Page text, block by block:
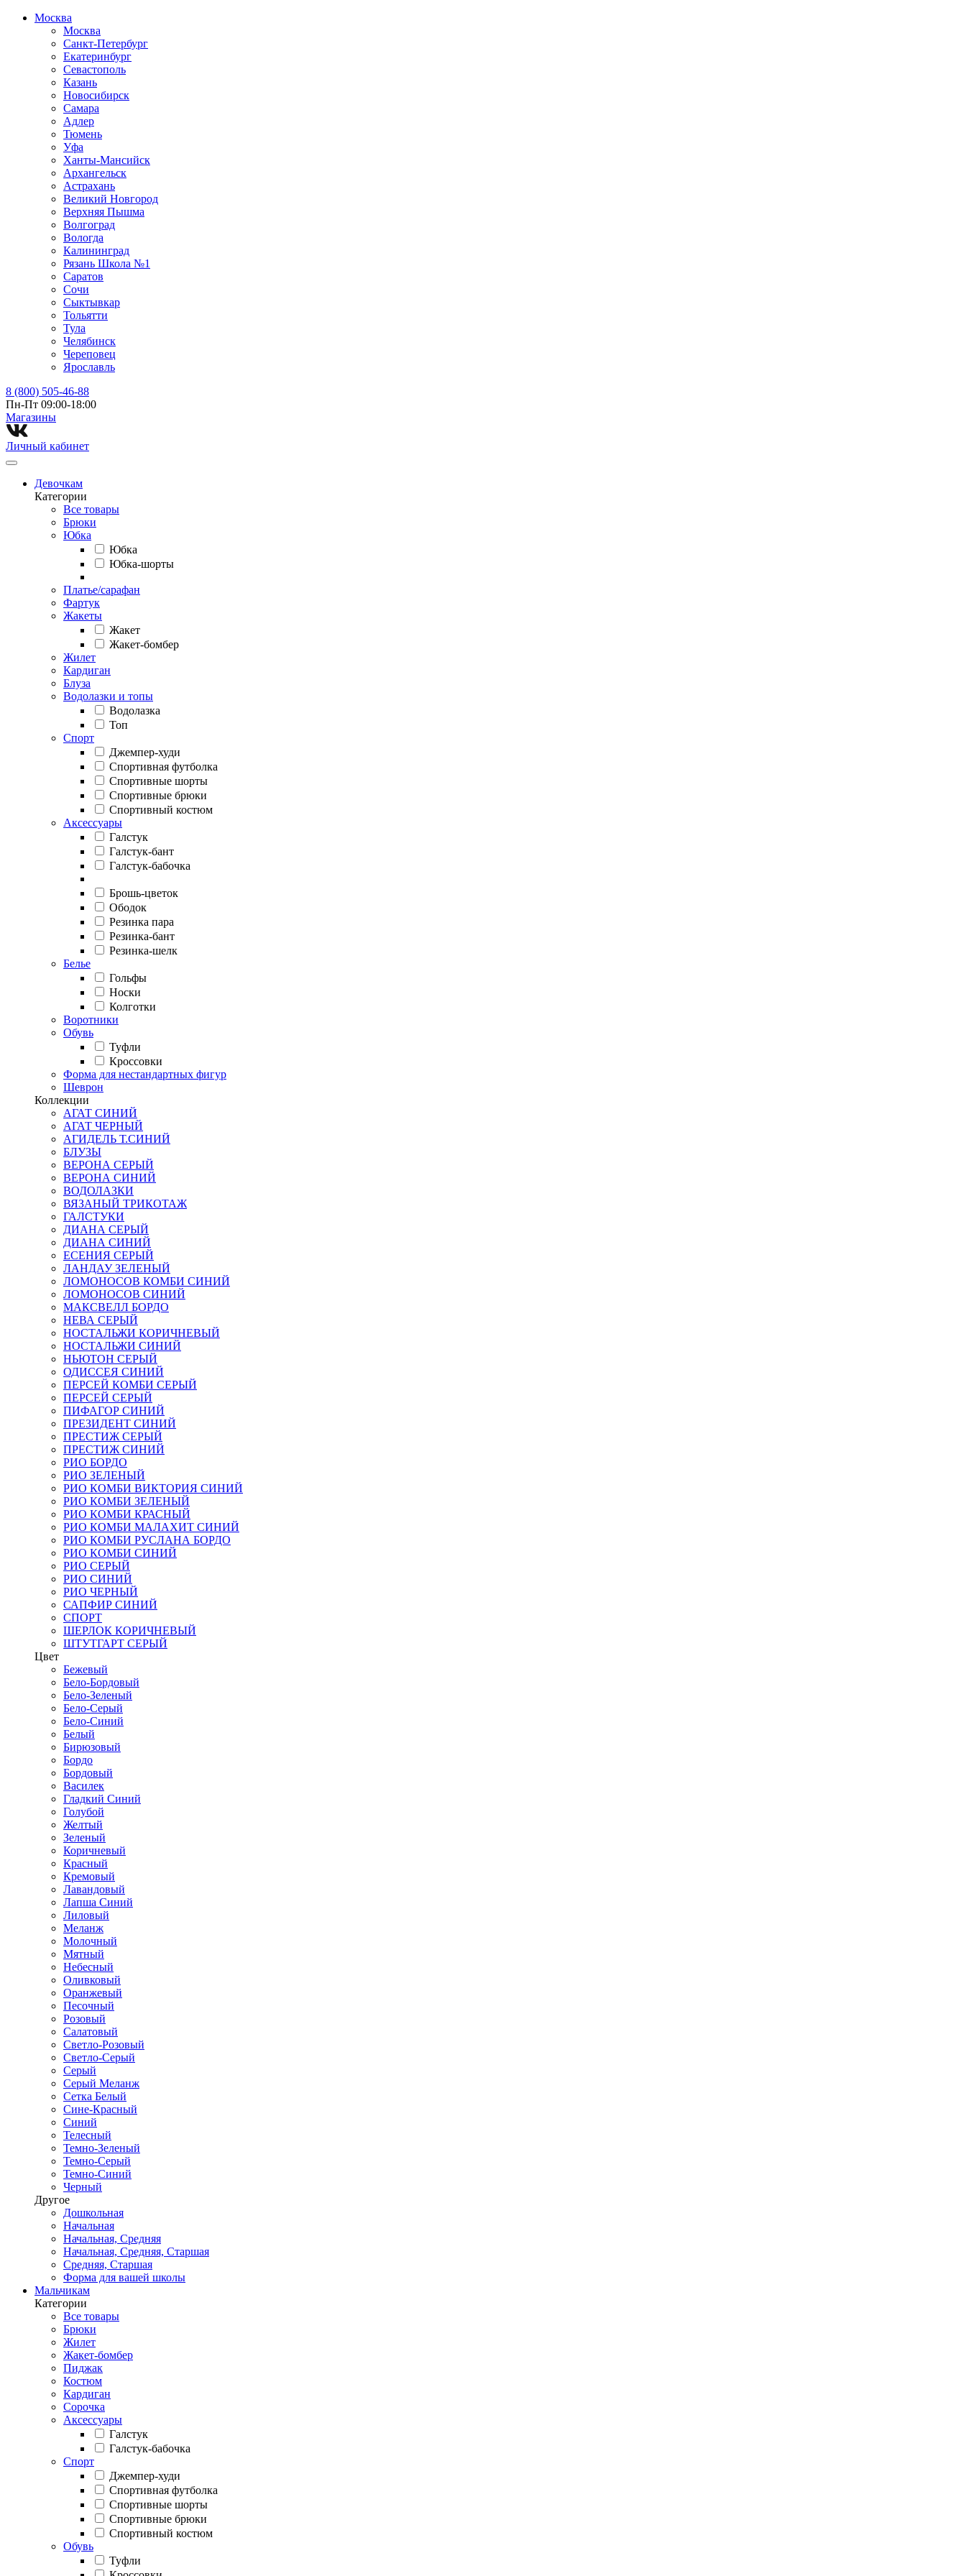
Москва
Москва
Санкт-Петербург
Екатеринбург
Севастополь
Казань
Новосибирск
Самара
Адлер
Тюмень
Уфа
Ханты-Мансийск
Архангельск
Астрахань
Великий Новгород
Верхняя Пышма
Волгоград
Вологда
Калининград
Рязань Школа №1
Саратов
Сочи
Сыктывкар
Тольятти
Тула
Челябинск
Череповец
Ярославль
8 (800) 505-46-88
Пн-Пт 09:00-18:00
Магазины⁠
Личный кабинет
Девочкам
Категории
Все товары
Брюки
Юбка
Юбка
Юбка-шорты
Платье/сарафан
Фартук
Жакеты
Жакет
Жакет-бомбер
Жилет
Кардиган
Блуза
Водолазки и топы
Водолазка
Топ
Спорт
Джемпер-худи
Спортивная футболка
Спортивные шорты
Спортивные брюки
Спортивный костюм
Аксессуары
Галстук
Галстук-бант
Галстук-бабочка
Брошь-цветок
Ободок
Резинка пара
Резинка-бант
Резинка-шелк
Белье
Гольфы
Носки
Колготки
Воротники
Обувь
Туфли
Кроссовки
Форма для нестандартных фигур
Шеврон
Коллекции
АГАТ СИНИЙ
АГАТ ЧЕРНЫЙ
АГИДЕЛЬ Т.СИНИЙ
БЛУЗЫ
ВЕРОНА СЕРЫЙ
ВЕРОНА СИНИЙ
ВОДОЛАЗКИ
ВЯЗАНЫЙ ТРИКОТАЖ
ГАЛСТУКИ
ДИАНА СЕРЫЙ
ДИАНА СИНИЙ
ЕСЕНИЯ СЕРЫЙ
ЛАНДАУ ЗЕЛЕНЫЙ
ЛОМОНОСОВ КОМБИ СИНИЙ
ЛОМОНОСОВ СИНИЙ
МАКСВЕЛЛ БОРДО
НЕВА СЕРЫЙ
НОСТАЛЬЖИ КОРИЧНЕВЫЙ
НОСТАЛЬЖИ СИНИЙ
НЬЮТОН СЕРЫЙ
ОДИССЕЯ СИНИЙ
ПЕРСЕЙ КОМБИ СЕРЫЙ
ПЕРСЕЙ СЕРЫЙ
ПИФАГОР СИНИЙ
ПРЕЗИДЕНТ СИНИЙ
ПРЕСТИЖ СЕРЫЙ
ПРЕСТИЖ СИНИЙ
РИО БОРДО
РИО ЗЕЛЕНЫЙ
РИО КОМБИ ВИКТОРИЯ СИНИЙ
РИО КОМБИ ЗЕЛЕНЫЙ
РИО КОМБИ КРАСНЫЙ
РИО КОМБИ МАЛАХИТ СИНИЙ
РИО КОМБИ РУСЛАНА БОРДО
РИО КОМБИ СИНИЙ
РИО СЕРЫЙ
РИО СИНИЙ
РИО ЧЕРНЫЙ
САПФИР СИНИЙ
СПОРТ
ШЕРЛОК КОРИЧНЕВЫЙ
ШТУТГАРТ СЕРЫЙ
Цвет
Бежевый
Бело-Бордовый
Бело-Зеленый
Бело-Серый
Бело-Синий
Белый
Бирюзовый
Бордо
Бордовый
Василек
Гладкий Синий
Голубой
Желтый
Зеленый
Коричневый
Красный
Кремовый
Лавандовый
Лапша Синий
Лиловый
Меланж
Молочный
Мятный
Небесный
Оливковый
Оранжевый
Песочный
Розовый
Салатовый
Светло-Розовый
Светло-Серый
Серый
Серый Меланж
Сетка Белый
Сине-Красный
Синий
Телесный
Темно-Зеленый
Темно-Серый
Темно-Синий
Черный
Другое
Дошкольная
Начальная
Начальная, Средняя
Начальная, Средняя, Старшая
Средняя, Старшая
Форма для вашей школы
Мальчикам
Категории
Все товары
Брюки
Жилет
Жакет-бомбер
Пиджак
Костюм
Кардиган
Сорочка
Аксессуары
Галстук
Галстук-бабочка
Спорт
Джемпер-худи
Спортивная футболка
Спортивные шорты
Спортивные брюки
Спортивный костюм
Обувь
Туфли